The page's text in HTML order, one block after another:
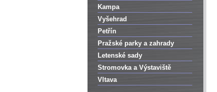
Kampa
Vyšehrad
Petřín
Pražské parky a zahrady
Letenské sady
Stromovka a Výstaviště
Vltava